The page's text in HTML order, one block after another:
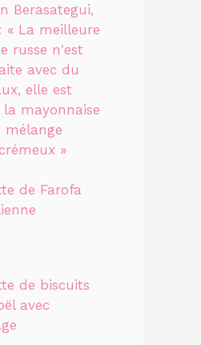
Berasategui,
« La meilleure
russe n'est
avec du
elle est
la mayonnaise
»
de Farofa
de biscuits
avec